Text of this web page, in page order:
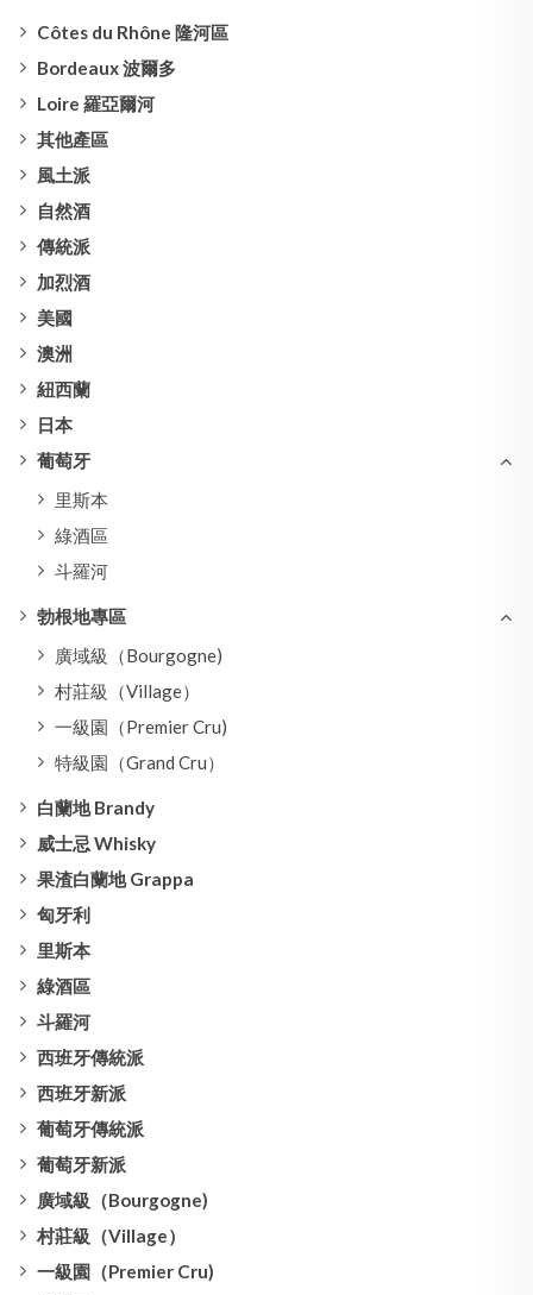
Côtes du Rhône 隆河區
Bordeaux 波爾多
Loire 羅亞爾河
其他產區
風土派
自然酒
傳統派
加烈酒
美國
澳洲
紐西蘭
日本
葡萄牙
里斯本
綠酒區
斗羅河
勃根地專區
廣域級（Bourgogne)
村莊級（Village）
一級園（Premier Cru)
特級園（Grand Cru）
白蘭地 Brandy
威士忌 Whisky
果渣白蘭地 Grappa
匈牙利
里斯本
綠酒區
斗羅河
西班牙傳統派
西班牙新派
葡萄牙傳統派
葡萄牙新派
廣域級（Bourgogne)
村莊級（Village）
一級園（Premier Cru)